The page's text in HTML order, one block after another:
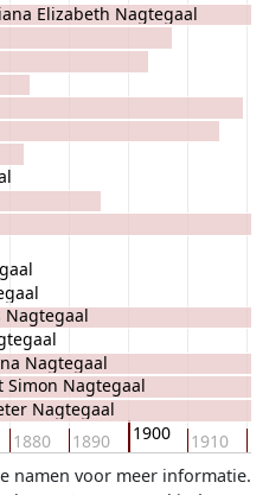
1880 1890 1900 1910
Nagtegaal
Nagtegaal
Simon Nagtegaal
Elizabeth Nagtegaal
Nagtegaal
namen voor meer informatie.